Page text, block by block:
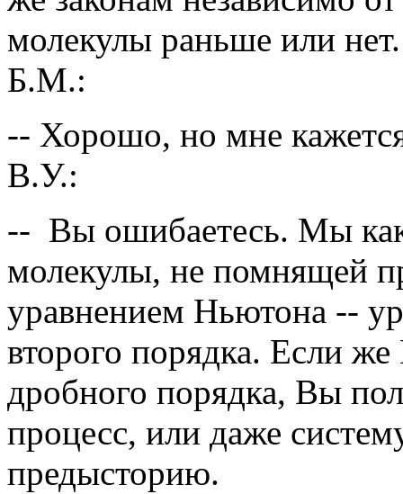
молекулы раньше или нет.
Б.М.:
-- Хорошо, но мне
В.У.:
-- Вы ошибаетесь. Мы
молекулы, не помнящей
уравнением Ньютона --
второго порядка. Если
дробного порядка, Вы
процесс, или даже
предысторию.